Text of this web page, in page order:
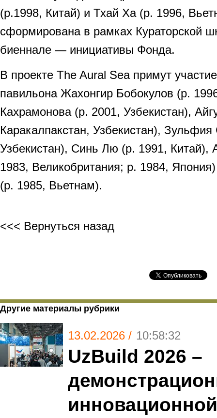
(р.1998, Китай) и Тхай Ха (р. 1996,
сформирована в рамках Кураторской
биеннале — инициативы Фонда.
В проекте The Aural Sea примут
павильона Жахонгир Бобокулов (р.
Кахрамонова (р. 2001, Узбекистан),
Каракалпакстан, Узбекистан),
Узбекистан), Синь Лю (р. 1991, Китай),
1983, Великобритания; р. 1984,
(р. 1985, Вьетнам).
<<< Вернуться назад
Другие материалы рубрики
13.02.2026 / 10:58:32
UzBuild 2026 –
инновационной